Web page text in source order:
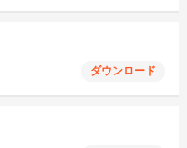
ダウンロード